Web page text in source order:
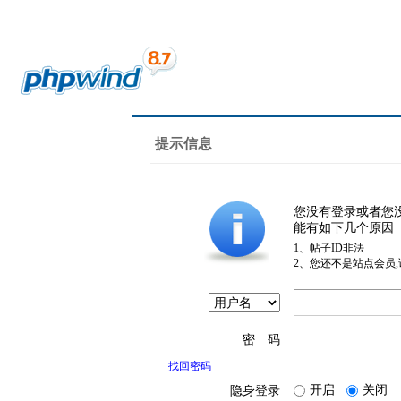
提示信息
您没有登录或者您
能有如下几个原因
1、帖子ID非法
2、您还不是站点会员
密 码
找回密码
隐身登录 开启 关闭